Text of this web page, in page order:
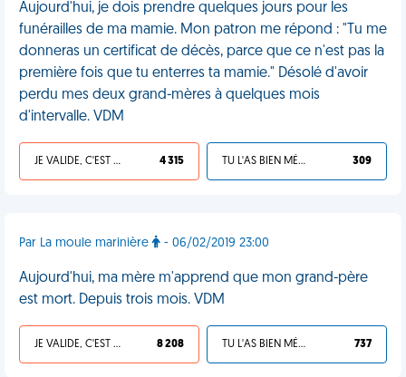
Aujourd'hui, je dois prendre quelques jours pour les
funérailles de ma mamie. Mon patron me répond : "Tu me
donneras un certificat de décès, parce que ce n'est pas la
première fois que tu enterres ta mamie." Désolé d'avoir
perdu mes deux grand-mères à quelques mois
d'intervalle. VDM
JE VALIDE, C'EST UNE VDM 4 315 TU L'AS BIEN MÉRITÉ 309
Par La moule marinière - 06/02/2019 23:00
Aujourd'hui, ma mère m'apprend que mon grand-père
est mort. Depuis trois mois. VDM
JE VALIDE, C'EST UNE VDM 8 208 TU L'AS BIEN MÉRITÉ 737